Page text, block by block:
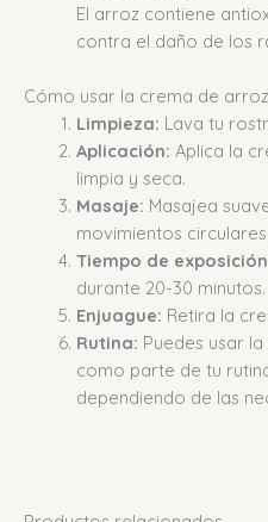
El arroz contiene
contra el daño de los
Cómo usar la crema de
Limpieza: Lava tu
Aplicación: Aplica la
limpia y seca.
Masaje: Masajea
movimientos
Tiempo de
durante 20-30 minutos.
Enjuague: Retira la
Rutina: Puedes usar
como parte de tu
dependiendo de las